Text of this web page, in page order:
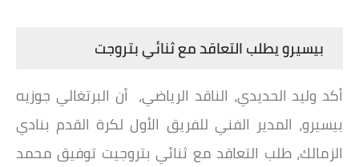
بيسيرو يطلب التعاقد مع ثنائي بتروجت
أكد وليد الحديدي، الناقد الرياضي، أن البرتغالي جوزيه
بيسيرو، المدير الفني للفريق الأول لكرة القدم بنادي
الزمالك، طلب التعاقد مع ثنائي بتروجيت توفيق محمد